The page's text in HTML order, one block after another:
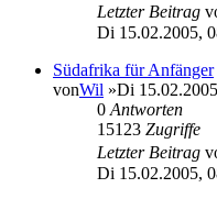
Letzter Beitrag
Di 15.02.2005,
Südafrika für Anfänger
vonWil »Di
0 Antworten
15123 Zugriffe
Letzter Beitrag
Di 15.02.2005,